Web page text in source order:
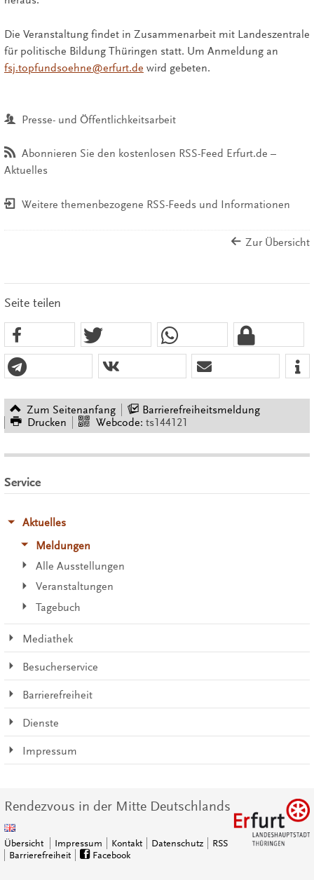
Die Veranstaltung findet in Zusammenarbeit mit Landeszentrale
für politische Bildung Thüringen statt. Um Anmeldung an
fsj.topfundsoehne@erfurt.de wird gebeten.
Presse- und Öffentlichkeitsarbeit
Abonnieren Sie den kostenlosen RSS-Feed Erfurt.de –
Aktuelles
Weitere themenbezogene RSS-Feeds und Informationen
Zur Übersicht
Seite teilen
Zum Seitenanfang
Barrierefreiheitsmeldung
Drucken
Webcode: ts144121
Service
Aktuelles
Meldungen
Alle Ausstellungen
Veranstaltungen
Tagebuch
Mediathek
Besucherservice
Barrierefreiheit
Dienste
Impressum
Rendezvous in der Mitte Deutschlands
Übersicht Impressum Kontakt Datenschutz
RSS
Barrierefreiheit
Facebook